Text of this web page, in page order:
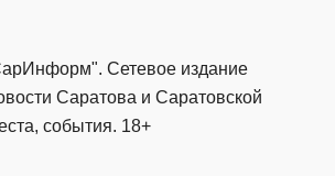
Сетевое издание
Саратова и Саратовской
события. 18+